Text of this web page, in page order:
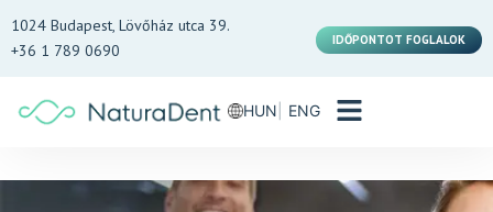
1024 Budapest, Lövőház utca 39.
+36 1 789 0690
IDŐPONTOT FOGLALOK
HUN ENG